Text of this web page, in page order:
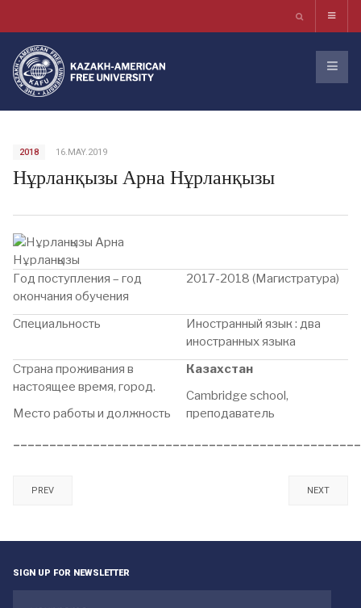
2018 16.MAY.2019
Нұрланқызы Арна Нұрланқызы
Год поступления – год
окончания обучения
2017-2018 (Магистратура)
Специальность
Иностранный язык : два
иностранных языка
Страна проживания в
настоящее время, город.
Место работы и должность
Казахстан
Cambridge school,
преподаватель
PREV NEXT
SIGN UP FOR NEWSLETTER